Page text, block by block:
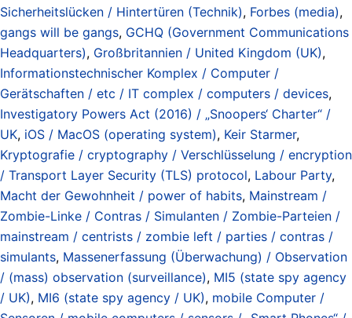
Sicherheitslücken / Hintertüren (Technik), Forbes (media),
gangs will be gangs, GCHQ (Government Communications
Headquarters), Großbritannien / United Kingdom (UK),
Informationstechnischer Komplex / Computer /
Gerätschaften / etc / IT complex / computers / devices,
Investigatory Powers Act (2016) / „Snoopers‘ Charter“ /
UK, iOS / MacOS (operating system), Keir Starmer,
Kryptografie / cryptography / Verschlüsselung / encryption
/ Transport Layer Security (TLS) protocol, Labour Party,
Macht der Gewohnheit / power of habits, Mainstream /
Zombie-Linke / Contras / Simulanten / Zombie-Parteien /
mainstream / centrists / zombie left / parties / contras /
simulants, Massenerfassung (Überwachung) / Observation
/ (mass) observation (surveillance), MI5 (state spy agency
/ UK), MI6 (state spy agency / UK), mobile Computer /